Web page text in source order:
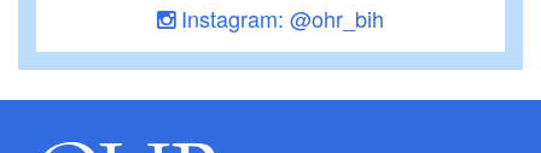
Instagram: @ohr_bih